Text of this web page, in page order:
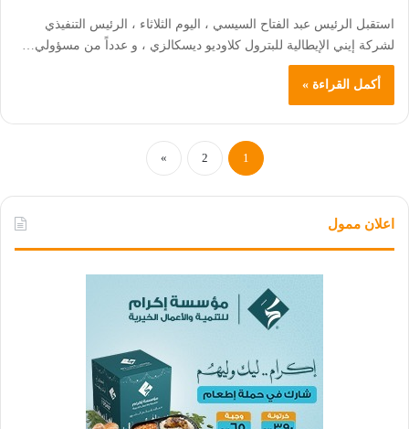
استقبل الرئيس عبد الفتاح السيسي ، اليوم الثلاثاء ، الرئيس التنفيذي
لشركة إيني الإيطالية للبترول كلاوديو ديسكالزي ، و عدداً من مسؤولي…
أكمل القراءة »
1
2
»
اعلان ممول